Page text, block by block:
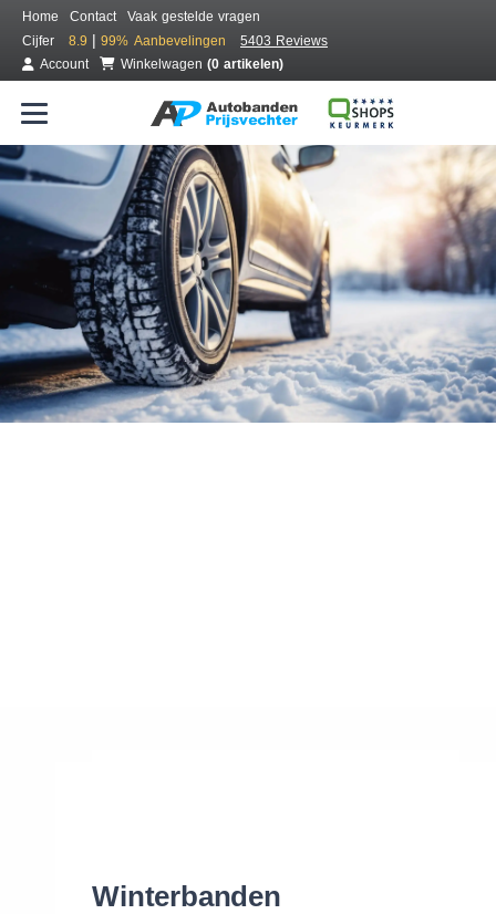
Home Contact
Vaak gestelde vragen
Cijfer
8.9 | 99% Aanbevelingen
5403 Reviews
Account
Winkelwagen (0 artikelen)
Bestel voordelig winterbanden
Gratis bezorgd of montage bij jou in de buurt
Seizoen:
Merken:
Winterbanden